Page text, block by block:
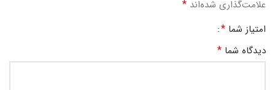
علامت‌گذاری شده‌اند *
امتیاز شما *
دیدگاه شما *